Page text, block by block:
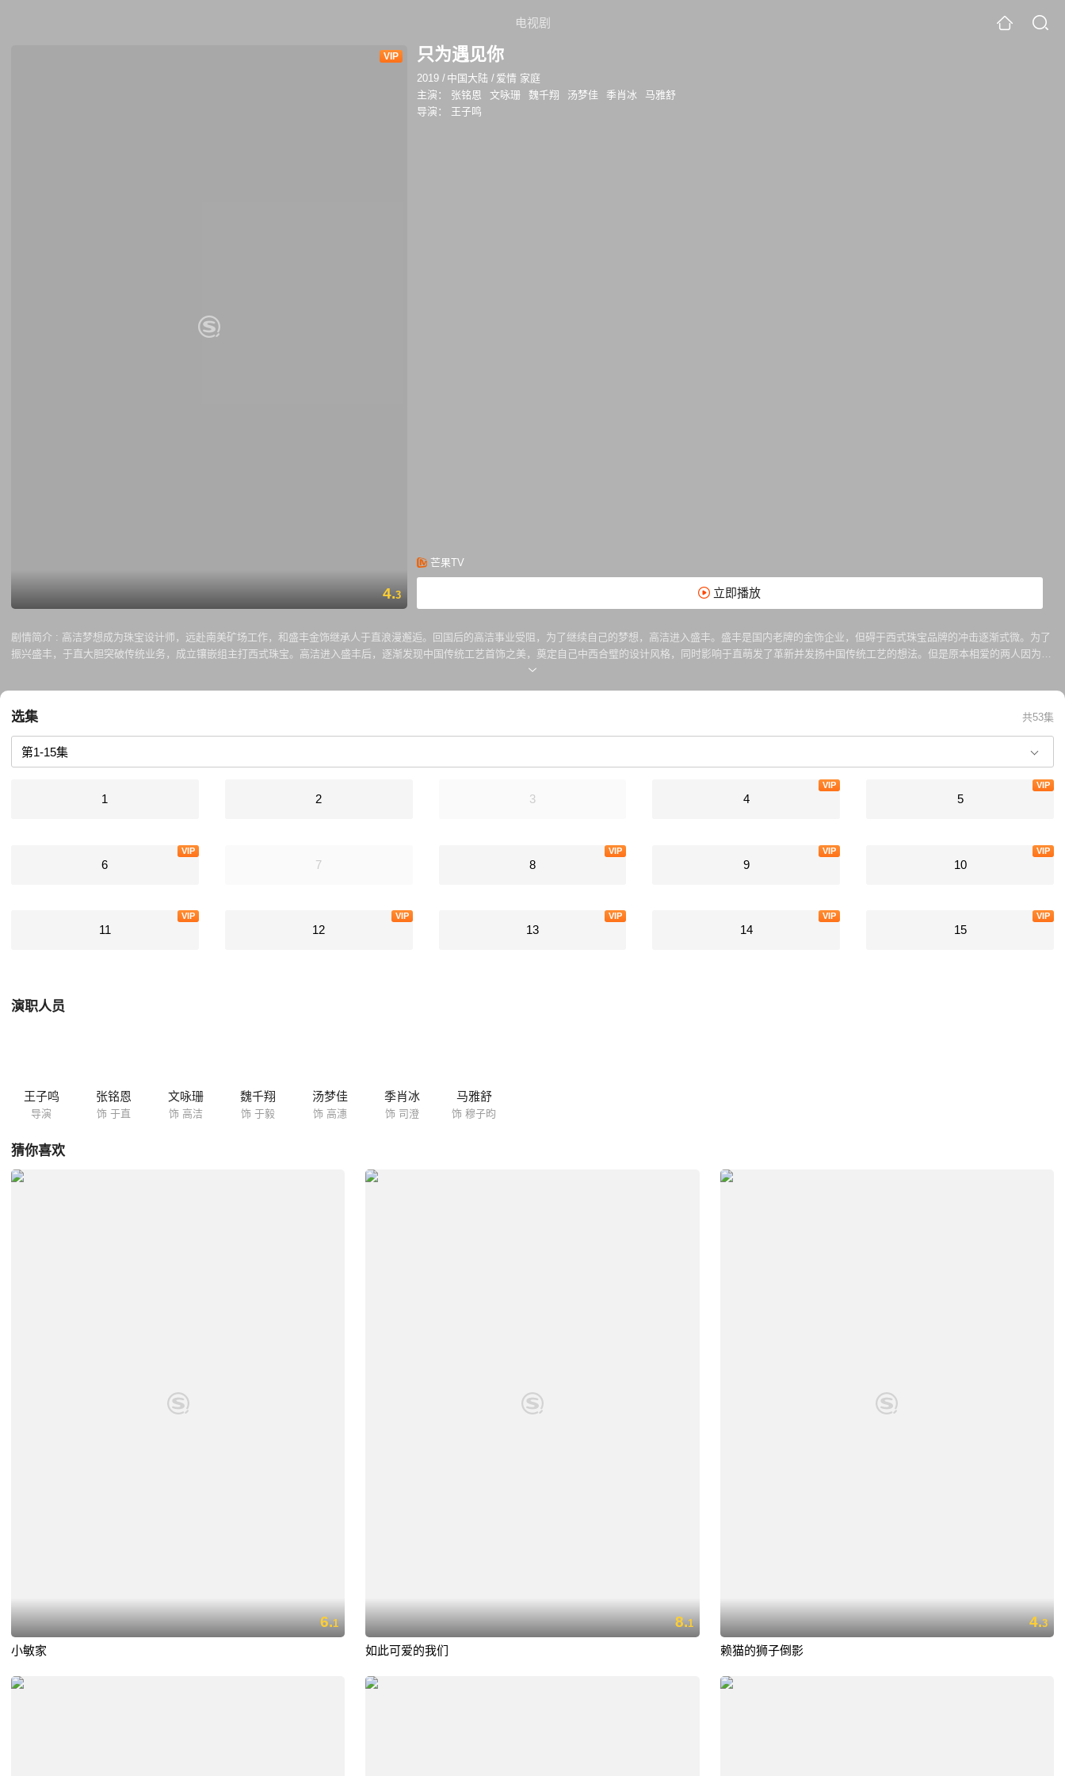
电视剧
VIP
4.3
只为遇见你
2019 / 中国大陆 / 爱情 家庭
主演：
张铭恩 文咏珊 魏千翔 汤梦佳 季肖冰
马雅舒
导演：
王子鸣
芒果TV
立即播放
剧情简介 : 高洁梦想成为珠宝设计师，远赴南美矿场工作，和盛丰金饰继承人于直浪漫邂逅。回国后的高洁事业受阻，为了继续自己的梦想，高洁进入盛丰。盛丰是国内老牌的金饰企业，但碍于西式珠宝品牌的冲击逐渐式微。为了
振兴盛丰，于直大胆突破传统业务，成立镶嵌组主打西式珠宝。高洁进入盛丰后，逐渐发现中国传统工艺首饰之美，奠定自己中西合璧的设计风格，同时影响于直萌发了革新并发扬中国传统工艺的想法。但是原本相爱的两人因为于
直继母穆子昀是高洁的表姨而遗憾分手。而后穆子昀收购盛丰，登上董事长宝座。于直不甘放弃，自主创办匠之艺。高洁做出了结合中国传统工艺和环保理念的设计创新，在国际大赛上夺得冠军。高洁加入匠之艺，和于直携手将中
选集 共53集
1 2 3 4
VIP
5
VIP
6
VIP
7 8
VIP
9
VIP
10
VIP
11
VIP
12
VIP
13
VIP
14
VIP
15
VIP
演职人员
王子鸣
导演
张铭恩
饰 于直
文咏珊
饰 高洁
魏千翔
饰 于毅
汤梦佳
饰 高潓
季肖冰
饰 司澄
马雅舒
饰 穆子昀
猜你喜欢
6.1
小敏家
8.1
如此可爱的我们
4.3
赖猫的狮子倒影